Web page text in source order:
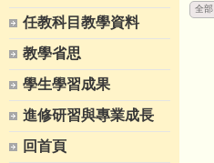
任教科目教學資料
教學省思
學生學習成果
進修研習與專業成長
回首頁
全部